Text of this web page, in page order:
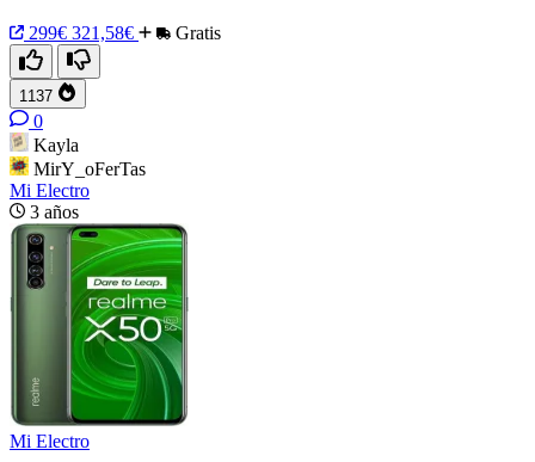
299€ 321,58€ Gratis
1137
0
Kayla
MirY_oFerTas
Mi Electro
3 años
Mi Electro